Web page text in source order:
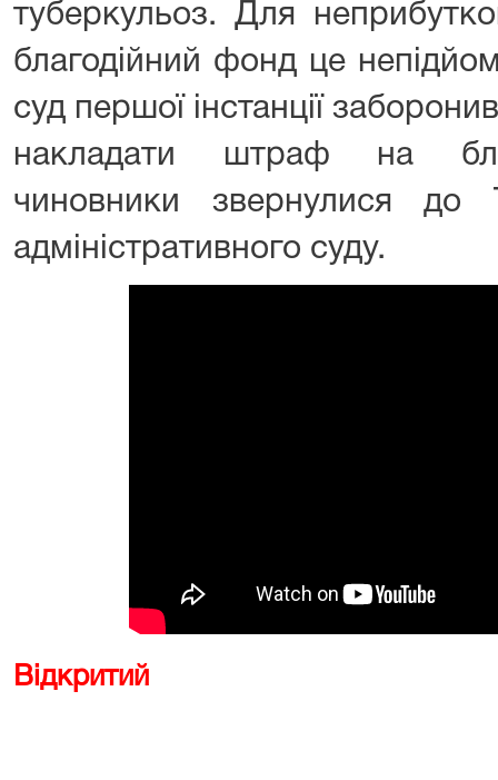
туберкульоз. Для
благодійний фонд це
суд першої інстанції
накладати штраф на
чиновники звернулися до
адміністративного суду.
Відкритий